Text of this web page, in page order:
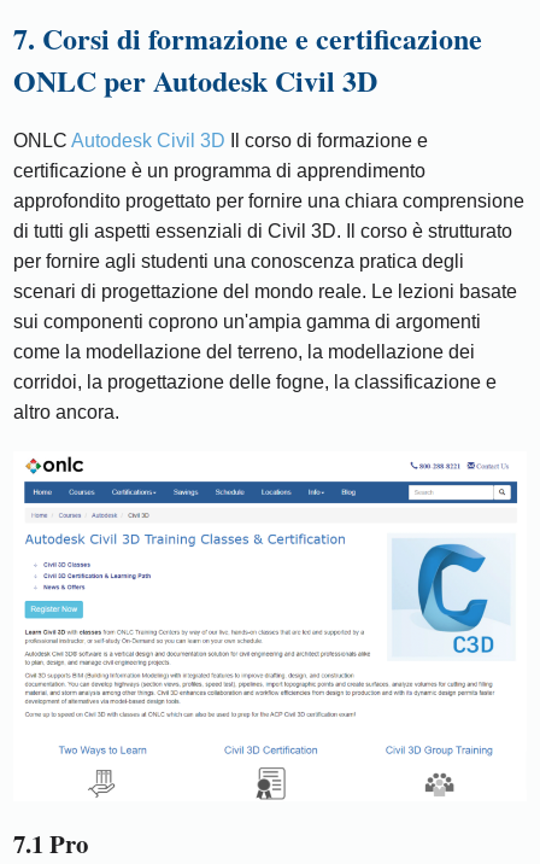
7. Corsi di formazione e certificazione
ONLC per Autodesk Civil 3D
ONLCAutodesk Civil 3D Il corso di formazione e
certificazione è un programma di apprendimento
approfondito progettato per fornire una chiara comprensione
di tutti gli aspetti essenziali di Civil 3D. Il corso è strutturato
per fornire agli studenti una conoscenza pratica degli
scenari di progettazione del mondo reale. Le lezioni basate
sui componenti coprono un'ampia gamma di argomenti
come la modellazione del terreno, la modellazione dei
corridoi, la progettazione delle fogne, la classificazione e
altro ancora.
7.1 Pro